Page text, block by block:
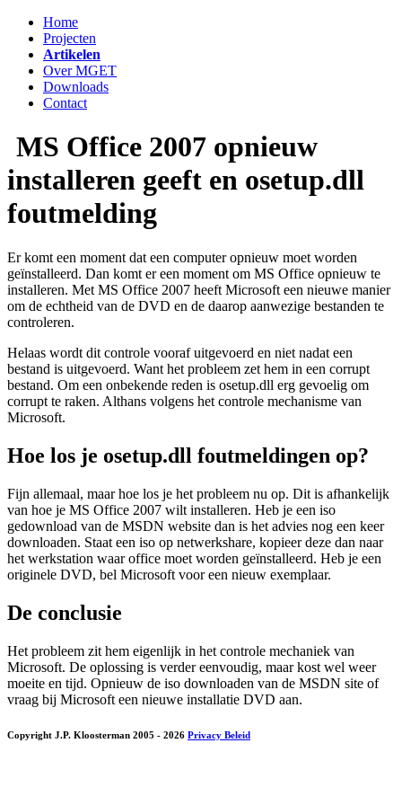
Home
Projecten
Artikelen
Over MGET
Downloads
Contact
MS Office 2007 opnieuw
installeren geeft en osetup.dll
foutmelding
Er komt een moment dat een computer opnieuw moet worden
geïnstalleerd. Dan komt er een moment om MS Office opnieuw te
installeren. Met MS Office 2007 heeft Microsoft een nieuwe manier
om de echtheid van de DVD en de daarop aanwezige bestanden te
controleren.
Helaas wordt dit controle vooraf uitgevoerd en niet nadat een
bestand is uitgevoerd. Want het probleem zet hem in een corrupt
bestand. Om een onbekende reden is osetup.dll erg gevoelig om
corrupt te raken. Althans volgens het controle mechanisme van
Microsoft.
Hoe los je osetup.dll foutmeldingen op?
Fijn allemaal, maar hoe los je het probleem nu op. Dit is afhankelijk
van hoe je MS Office 2007 wilt installeren. Heb je een iso
gedownload van de MSDN website dan is het advies nog een keer
downloaden. Staat een iso op netwerkshare, kopieer deze dan naar
het werkstation waar office moet worden geïnstalleerd. Heb je een
originele DVD, bel Microsoft voor een nieuw exemplaar.
De conclusie
Het probleem zit hem eigenlijk in het controle mechaniek van
Microsoft. De oplossing is verder eenvoudig, maar kost wel weer
moeite en tijd. Opnieuw de iso downloaden van de MSDN site of
vraag bij Microsoft een nieuwe installatie DVD aan.
Copyright J.P. Kloosterman 2005 - 2026 Privacy Beleid